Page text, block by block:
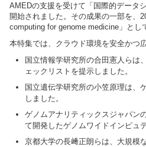
AMEDの支援を受けて「国際的データ
開始されました。その成果の一部を、
computing for genome medicine」とし
本特集では、クラウド環境を安全かつ
国立情報学研究所の合田憲人らは
ェックリストを提示しました。
国立遺伝学研究所の小笠原理は、
しました。
ゲノムアナリティックスジャパン
て開発したゲノムワイドインピュ
京都大学の長﨑正朗らは、大規模